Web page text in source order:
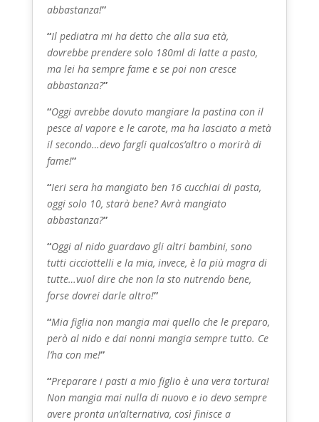
abbastanza!”
“Il pediatra mi ha detto che alla sua età,
dovrebbe prendere solo 180ml di latte a pasto,
ma lei ha sempre fame e se poi non cresce
abbastanza?”
“Oggi avrebbe dovuto mangiare la pastina con il
pesce al vapore e le carote, ma ha lasciato a metà
il secondo…devo fargli qualcos’altro o morirà di
fame!”
“Ieri sera ha mangiato ben 16 cucchiai di pasta,
oggi solo 10, starà bene? Avrà mangiato
abbastanza?”
“Oggi al nido guardavo gli altri bambini, sono
tutti cicciottelli e la mia, invece, è la più magra di
tutte…vuol dire che non la sto nutrendo bene,
forse dovrei darle altro!”
“Mia figlia non mangia mai quello che le preparo,
però al nido e dai nonni mangia sempre tutto. Ce
l’ha con me!”
“Preparare i pasti a mio figlio è una vera tortura!
Non mangia mai nulla di nuovo e io devo sempre
avere pronta un’alternativa, così finisce a